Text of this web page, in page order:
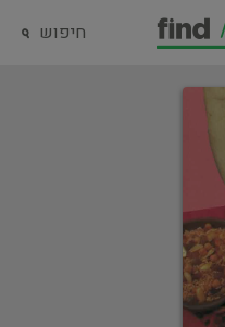
חיפוש